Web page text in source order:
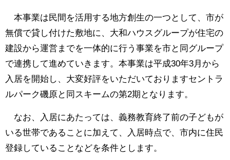
本事業は民間を活用する地方創生の一つとして、 市が
無償で貸し付けた敷地に、大和ハウスグループが住宅の
建設から運営までを一体的に行う事業を市と同グループ
で連携して進めていきます。 本事業は平成30年3月から
入居を開始し、大変好評をいただいておりますセントラ
ルパーク磯原と同スキームの第2期となります。
なお、入居にあたっては、義務教育終了前の子どもが
いる世帯であることに加えて、入居時点で、市内に住民
登録していることなどを条件とします。